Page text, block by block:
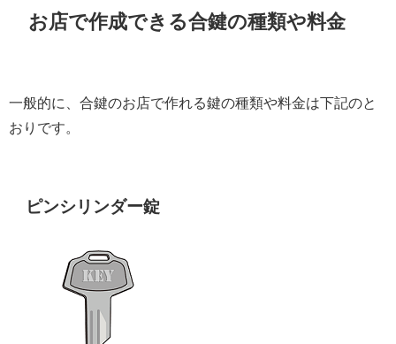
お店で作成できる合鍵の種類や料金
一般的に、合鍵のお店で作れる鍵の種類や料金は下記のと
おりです。
ピンシリンダー錠